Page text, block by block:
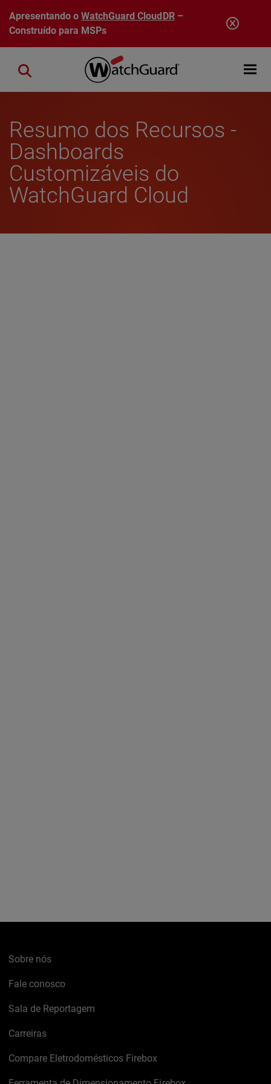
Pular para o conteúdo principal
Apresentando oWatchGuard CloudDR–
Construído para MSPs
Open
Close search
Resumo dos Recursos -
Dashboards
Customizáveis do
WatchGuard Cloud
Sobre nós
Fale conosco
Sala de Reportagem
Carreiras
Compare Eletrodomésticos Firebox